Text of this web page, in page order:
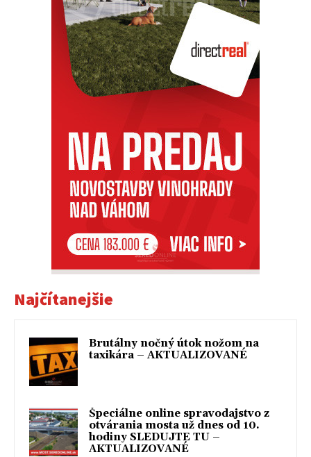
Najčítanejšie
Brutálny nočný útok nožom na
taxikára – AKTUALIZOVANÉ
Špeciálne online spravodajstvo z
otvárania mosta už dnes od 10.
hodiny SLEDUJTE TU –
AKTUALIZOVANÉ